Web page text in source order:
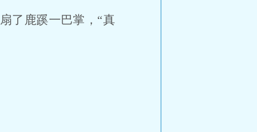
了鹿蹊一巴掌，“真